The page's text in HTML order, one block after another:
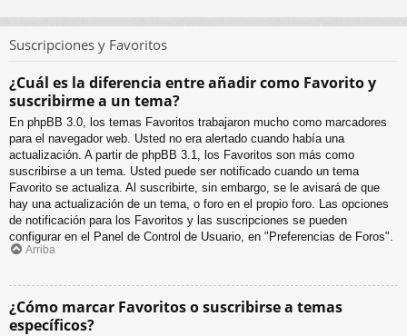
Suscripciones y Favoritos
¿Cuál es la diferencia entre añadir como Favorito y
suscribirme a un tema?
En phpBB 3.0, los temas Favoritos trabajaron mucho como marcadores
para el navegador web. Usted no era alertado cuando había una
actualización. A partir de phpBB 3.1, los Favoritos son más como
suscribirse a un tema. Usted puede ser notificado cuando un tema
Favorito se actualiza. Al suscribirte, sin embargo, se le avisará de que
hay una actualización de un tema, o foro en el propio foro. Las opciones
de notificación para los Favoritos y las suscripciones se pueden
configurar en el Panel de Control de Usuario, en "Preferencias de Foros".
Arriba
¿Cómo marcar Favoritos o suscribirse a temas
específicos?